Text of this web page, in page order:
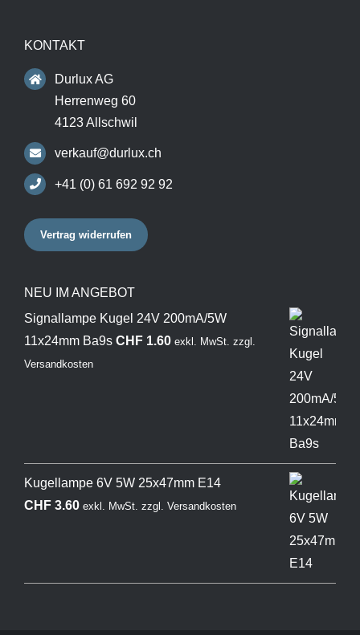
KONTAKT
Durlux AG
Herrenweg 60
4123 Allschwil
verkauf@durlux.ch
+41 (0) 61 692 92 92
Vertrag widerrufen
NEU IM ANGEBOT
Signallampe Kugel 24V 200mA/5W
11x24mm Ba9s CHF1.60 exkl. MwSt. zzgl.
Versandkosten
Kugellampe 6V 5W 25x47mm E14
CHF3.60 exkl. MwSt. zzgl. Versandkosten